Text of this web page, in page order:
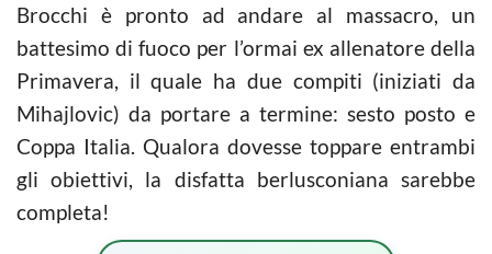
Brocchi è pronto ad andare al massacro, un
battesimo di fuoco per l’ormai ex allenatore della
Primavera, il quale ha due compiti (iniziati da
Mihajlovic) da portare a termine: sesto posto e
Coppa Italia. Qualora dovesse toppare entrambi
gli obiettivi, la disfatta berlusconiana sarebbe
completa!